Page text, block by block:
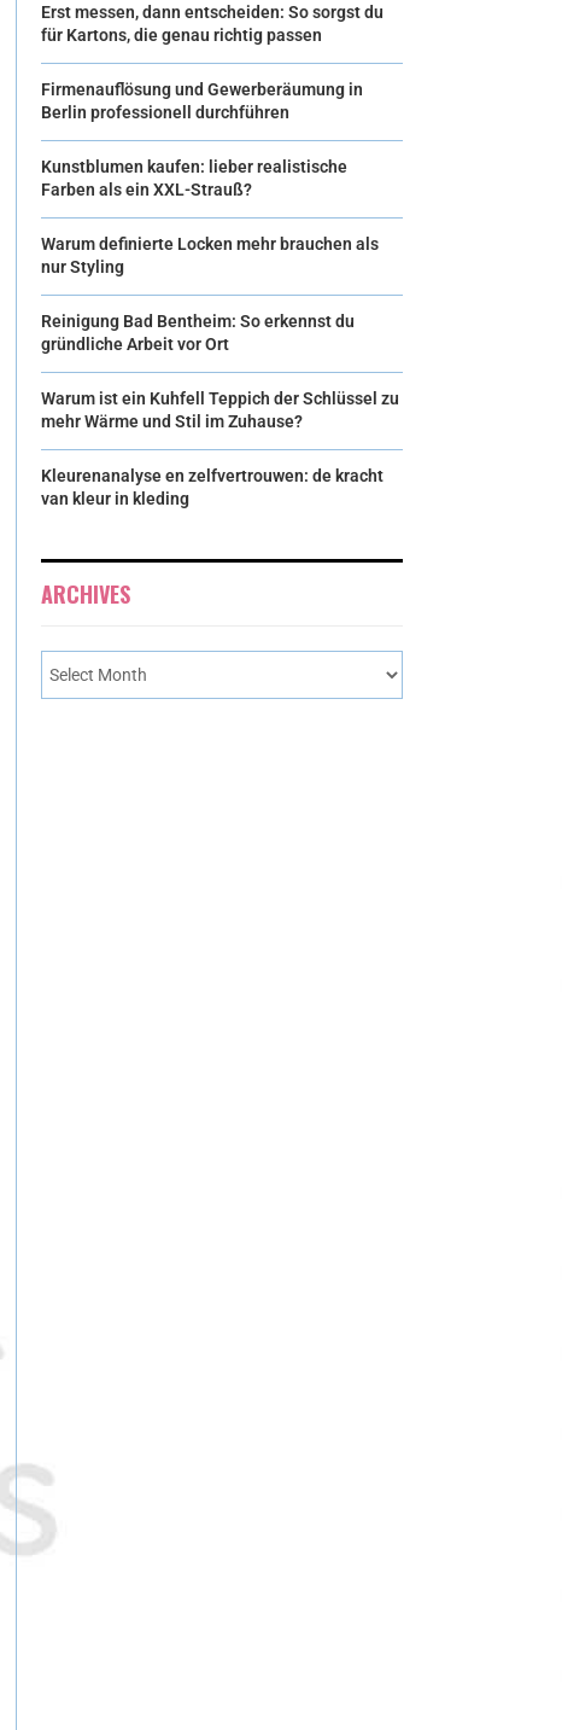
Erst messen, dann entscheiden: So sorgst du
für Kartons, die genau richtig passen
Firmenauflösung und Gewerberäumung in
Berlin professionell durchführen
Kunstblumen kaufen: lieber realistische
Farben als ein XXL-Strauß?
Warum definierte Locken mehr brauchen als
nur Styling
Reinigung Bad Bentheim: So erkennst du
gründliche Arbeit vor Ort
Warum ist ein Kuhfell Teppich der Schlüssel zu
mehr Wärme und Stil im Zuhause?
Kleurenanalyse en zelfvertrouwen: de kracht
van kleur in kleding
ARCHIVES